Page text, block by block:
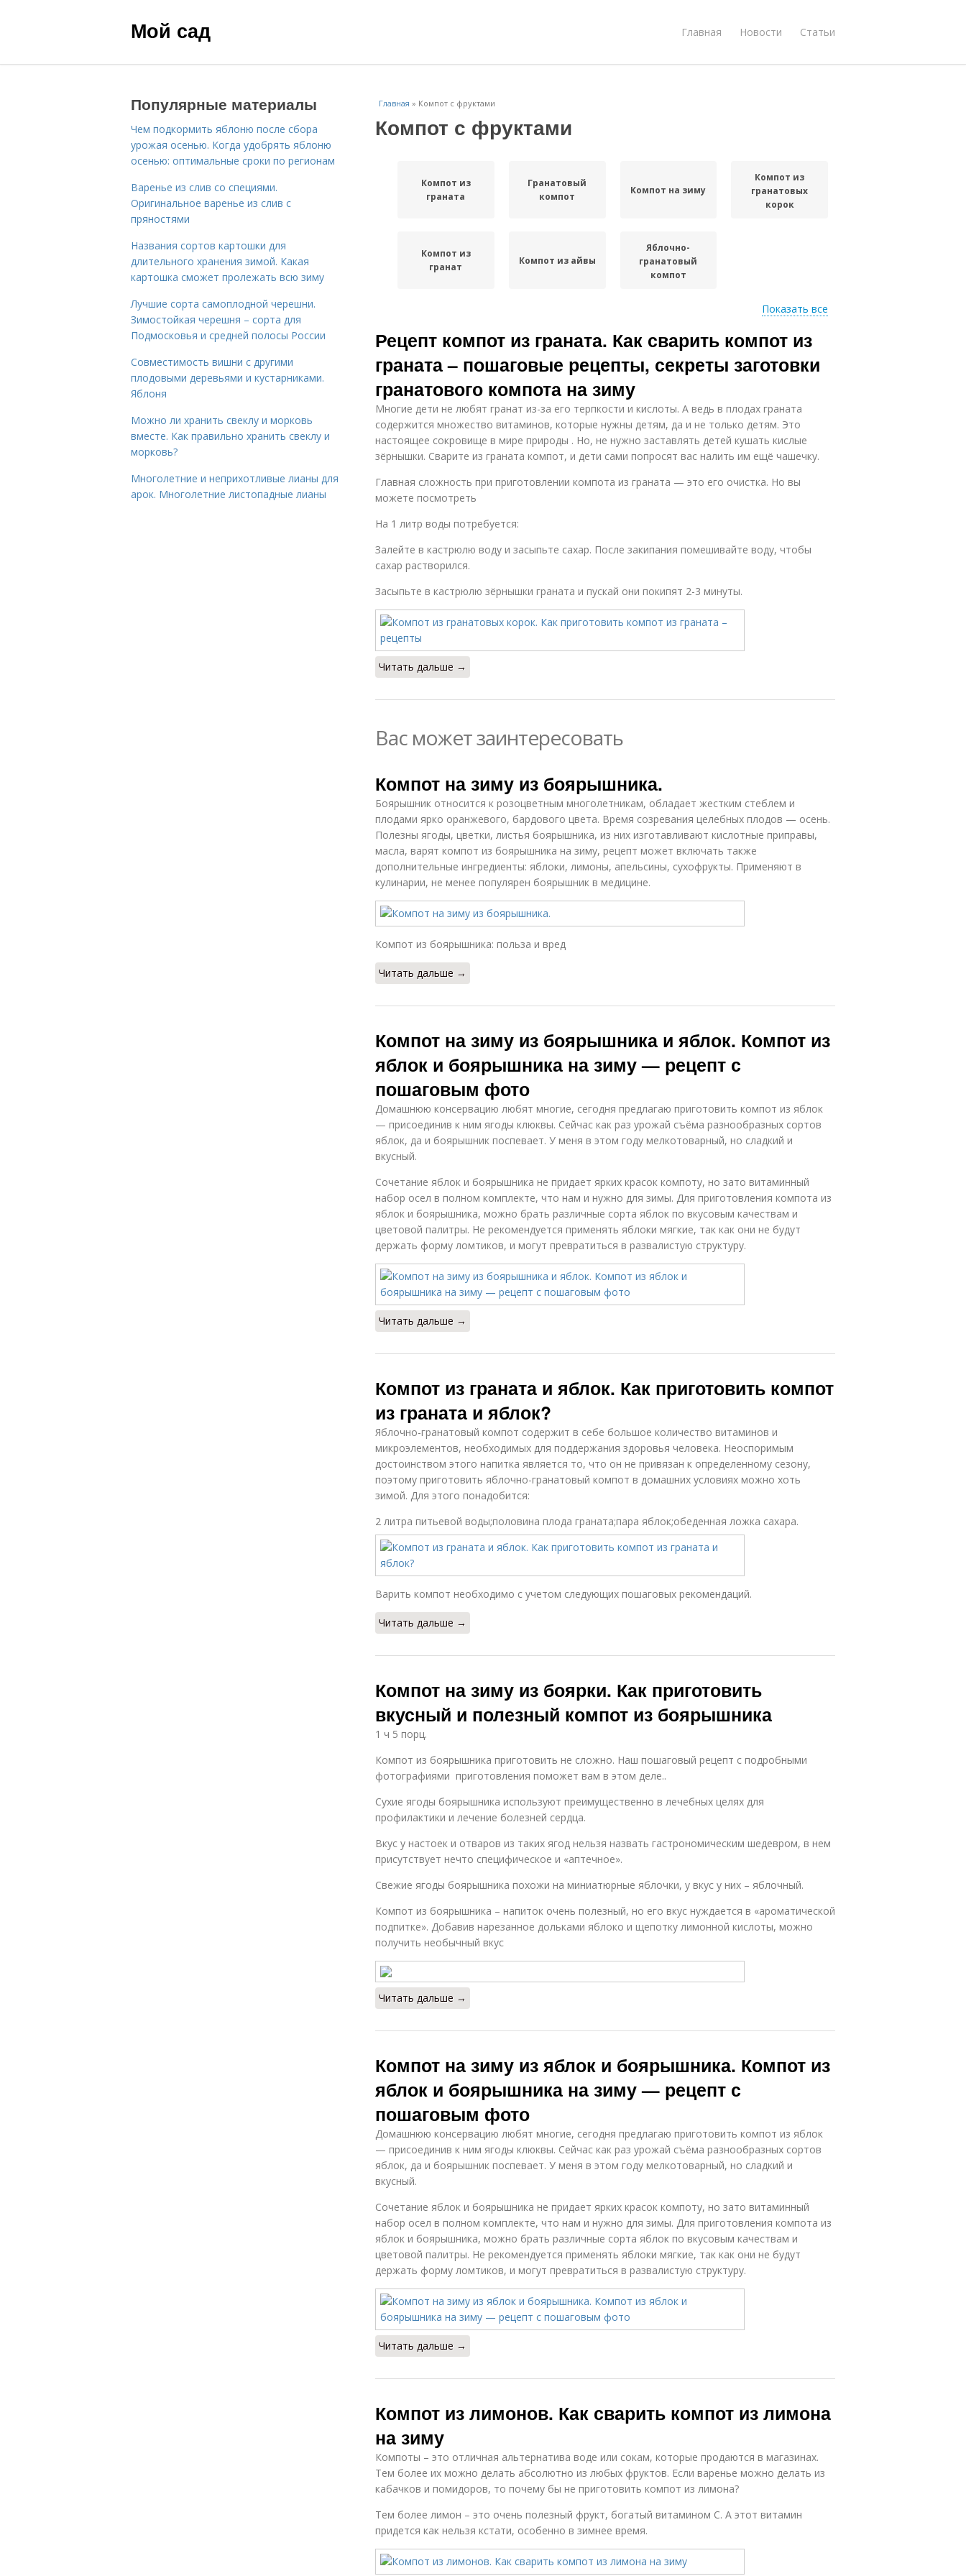
Мой сад Главная Новости Статьи
Главная » Компот с фруктами
Компот с фруктами
Компот из
граната
Гранатовый
компот
Компот на зиму
Компот из
гранатовых
корок
Компот из
гранат
Компот из айвы
Яблочно-
гранатовый
компот
Показать все
Рецепт компот из граната. Как сварить компот из
граната – пошаговые рецепты, секреты заготовки
гранатового компота на зиму
Многие дети не любят гранат из-за его терпкости и кислоты. А ведь в плодах граната
содержится множество витаминов, которые нужны детям, да и не только детям. Это
настоящее сокровище в мире природы . Но, не нужно заставлять детей кушать кислые
зёрнышки. Сварите из граната компот, и дети сами попросят вас налить им ещё чашечку.
Главная сложность при приготовлении компота из граната — это его очистка. Но вы
можете посмотреть
На 1 литр воды потребуется:
Залейте в кастрюлю воду и засыпьте сахар. После закипания помешивайте воду, чтобы
сахар растворился.
Засыпьте в кастрюлю зёрнышки граната и пускай они покипят 2-3 минуты.
Читать дальше →
Вас может заинтересовать
Компот на зиму из боярышника.
Боярышник относится к розоцветным многолетникам, обладает жестким стеблем и
плодами ярко оранжевого, бардового цвета. Время созревания целебных плодов — осень.
Полезны ягоды, цветки, листья боярышника, из них изготавливают кислотные приправы,
масла, варят компот из боярышника на зиму, рецепт может включать также
дополнительные ингредиенты: яблоки, лимоны, апельсины, сухофрукты. Применяют в
кулинарии, не менее популярен боярышник в медицине.
Компот из боярышника: польза и вред
Читать дальше →
Компот на зиму из боярышника и яблок. Компот из
яблок и боярышника на зиму — рецепт с
пошаговым фото
Домашнюю консервацию любят многие, сегодня предлагаю приготовить компот из яблок
— присоединив к ним ягоды клюквы. Сейчас как раз урожай съёма разнообразных сортов
яблок, да и боярышник поспевает. У меня в этом году мелкотоварный, но сладкий и
вкусный.
Сочетание яблок и боярышника не придает ярких красок компоту, но зато витаминный
набор осел в полном комплекте, что нам и нужно для зимы. Для приготовления компота из
яблок и боярышника, можно брать различные сорта яблок по вкусовым качествам и
цветовой палитры. Не рекомендуется применять яблоки мягкие, так как они не будут
держать форму ломтиков, и могут превратиться в развалистую структуру.
Читать дальше →
Компот из граната и яблок. Как приготовить компот
из граната и яблок?
Яблочно-гранатовый компот содержит в себе большое количество витаминов и
микроэлементов, необходимых для поддержания здоровья человека. Неоспоримым
достоинством этого напитка является то, что он не привязан к определенному сезону,
поэтому приготовить яблочно-гранатовый компот в домашних условиях можно хоть
зимой. Для этого понадобится:
2 литра питьевой воды;половина плода граната;пара яблок;обеденная ложка сахара.
Варить компот необходимо с учетом следующих пошаговых рекомендаций.
Читать дальше →
Компот на зиму из боярки. Как приготовить
вкусный и полезный компот из боярышника
1 ч 5 порц.
Компот из боярышника приготовить не сложно. Наш пошаговый рецепт с подробными
фотографиями приготовления поможет вам в этом деле..
Сухие ягоды боярышника используют преимущественно в лечебных целях для
профилактики и лечение болезней сердца.
Вкус у настоек и отваров из таких ягод нельзя назвать гастрономическим шедевром, в нем
присутствует нечто специфическое и «аптечное».
Свежие ягоды боярышника похожи на миниатюрные яблочки, у вкус у них – яблочный.
Компот из боярышника – напиток очень полезный, но его вкус нуждается в «ароматической
подпитке». Добавив нарезанное дольками яблоко и щепотку лимонной кислоты, можно
получить необычный вкус
Читать дальше →
Компот на зиму из яблок и боярышника. Компот из
яблок и боярышника на зиму — рецепт с
пошаговым фото
Домашнюю консервацию любят многие, сегодня предлагаю приготовить компот из яблок
— присоединив к ним ягоды клюквы. Сейчас как раз урожай съёма разнообразных сортов
яблок, да и боярышник поспевает. У меня в этом году мелкотоварный, но сладкий и
вкусный.
Сочетание яблок и боярышника не придает ярких красок компоту, но зато витаминный
набор осел в полном комплекте, что нам и нужно для зимы. Для приготовления компота из
яблок и боярышника, можно брать различные сорта яблок по вкусовым качествам и
цветовой палитры. Не рекомендуется применять яблоки мягкие, так как они не будут
держать форму ломтиков, и могут превратиться в развалистую структуру.
Читать дальше →
Компот из лимонов. Как сварить компот из лимона
на зиму
Компоты – это отличная альтернатива воде или сокам, которые продаются в магазинах.
Тем более их можно делать абсолютно из любых фруктов. Если варенье можно делать из
кабачков и помидоров, то почему бы не приготовить компот из лимона?
Тем более лимон – это очень полезный фрукт, богатый витамином С. А этот витамин
придется как нельзя кстати, особенно в зимнее время.
Популярные материалы
Чем подкормить яблоню после сбора
урожая осенью. Когда удобрять яблоню
осенью: оптимальные сроки по регионам
Варенье из слив со специями.
Оригинальное варенье из слив с
пряностями
Названия сортов картошки для
длительного хранения зимой. Какая
картошка сможет пролежать всю зиму
Лучшие сорта самоплодной черешни.
Зимостойкая черешня – сорта для
Подмосковья и средней полосы России
Совместимость вишни с другими
плодовыми деревьями и кустарниками.
Яблоня
Можно ли хранить свеклу и морковь
вместе. Как правильно хранить свеклу и
морковь?
Многолетние и неприхотливые лианы для
арок. Многолетние листопадные лианы